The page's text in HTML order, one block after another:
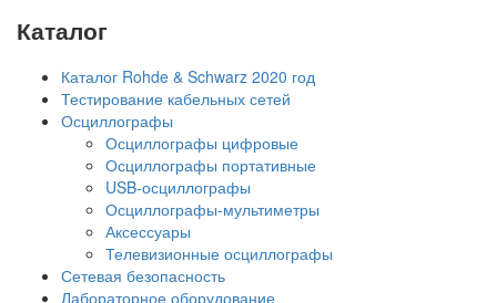
Каталог
Каталог Rohde & Schwarz 2020 год
Тестирование кабельных сетей
Осциллографы
Осциллографы цифровые
Осциллографы портативные
USB-осциллографы
Осциллографы-мультиметры
Аксессуары
Телевизионные осциллографы
Сетевая безопасность
Лабораторное оборудование